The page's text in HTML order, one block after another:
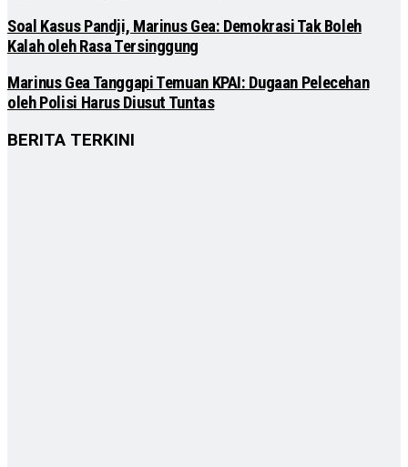
Soal Kasus Pandji, Marinus Gea: Demokrasi Tak Boleh
Kalah oleh Rasa Tersinggung
Marinus Gea Tanggapi Temuan KPAI: Dugaan Pelecehan
oleh Polisi Harus Diusut Tuntas
BERITA TERKINI